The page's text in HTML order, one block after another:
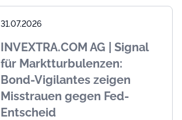
31.07.2026
INVEXTRA.COM AG | Signal
für Marktturbulenzen:
Bond-Vigilantes zeigen
Misstrauen gegen Fed-
Entscheid